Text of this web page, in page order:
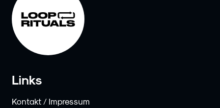
Links
Kontakt / Impressum